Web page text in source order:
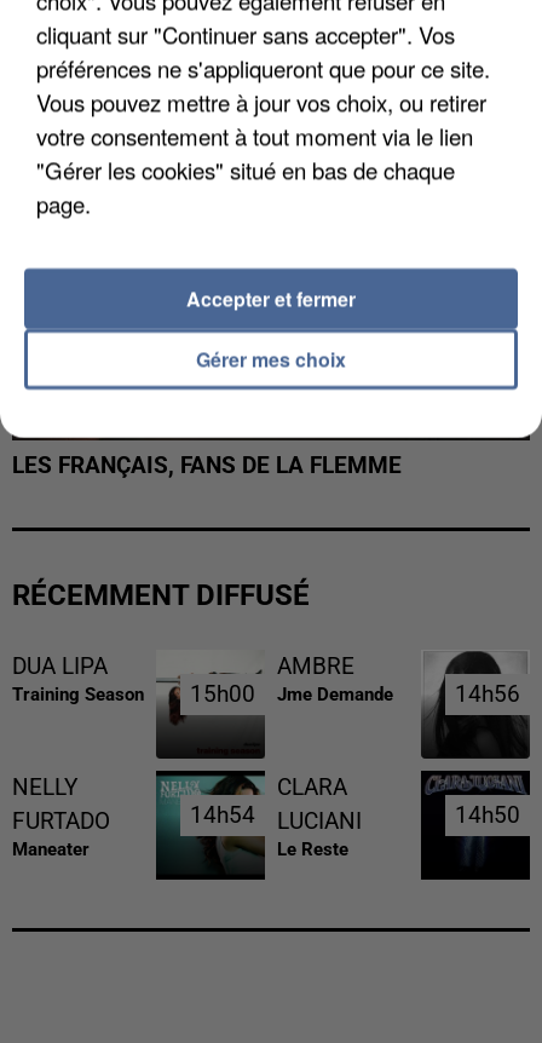
INTERMARCHÉ APRÈS UNE...
LES FRANÇAIS, FANS DE LA FLEMME
RÉCEMMENT DIFFUSÉ
DUA LIPA
Training Season 15h00
15h00
AMBRE
Jme Demande 14h56
14h56
NELLY
FURTADO
Maneater
14h54
14h54
CLARA
LUCIANI
Le Reste
14h50
14h50
cliquant sur "Continuer sans accepter". Vos
préférences ne s'appliqueront que pour ce site.
Vous pouvez mettre à jour vos choix, ou retirer
votre consentement à tout moment via le lien
"Gérer les cookies" situé en bas de chaque
page.
Gérer mes choix
Accepter et fermer